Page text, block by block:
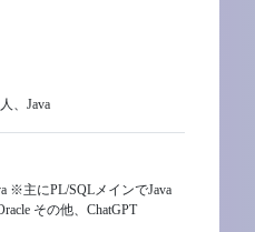
、Java
※主にPL/SQLメインでJava
その他、ChatGPT